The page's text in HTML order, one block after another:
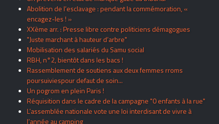
Abolition de l’esclavage : pendant la commémoration, «
encagez-les ! »
XXème arr. : Presse libre contre politiciens démagogues
"Juste marchant à hauteur d’arbre"
Mobilisation des salariés du Samu social
RBH, n°2, bientôt dans les bacs !
Rassemblement de soutiens aux deux femmes rroms
poursuiviespour defaut de soin...
Un pogrom en plein Paris !
Réquisition dans le cadre de la campagne "0 enfants à la rue"
L’assemblée nationale vote une loi interdisant de vivre à
l’année au camping